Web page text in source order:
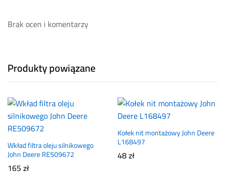
Brak ocen i komentarzy
Produkty powiązane
Wkład filtra oleju silnikowego
John Deere RE509672
165zł
Kołek nit montażowy John Deere
L168497
48zł